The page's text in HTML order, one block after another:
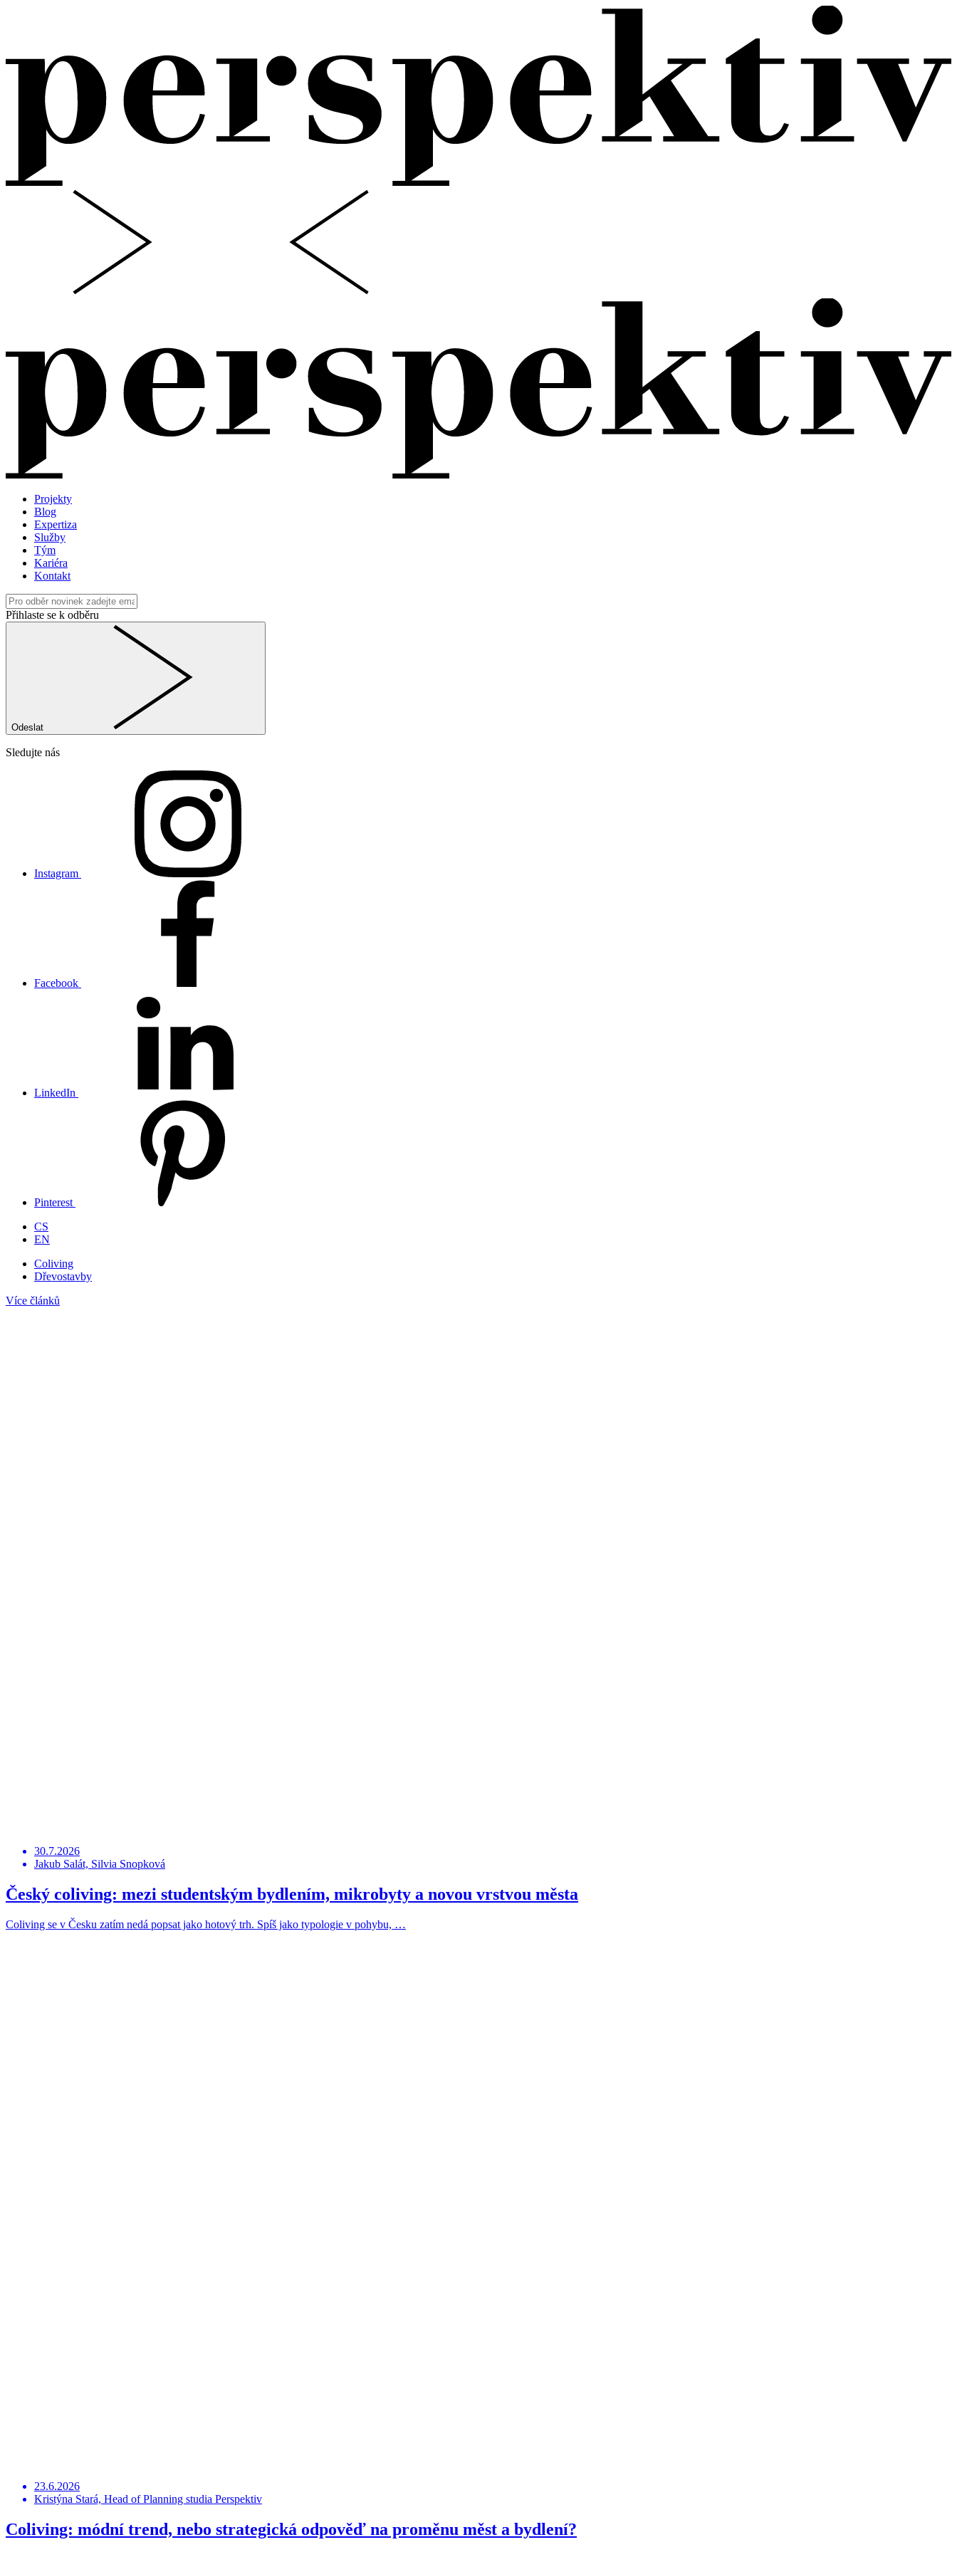
Projekty
Blog
Expertiza
Služby
Tým
Kariéra
Kontakt
Přihlaste se k odběru
Odeslat
Sledujte nás
Instagram
Facebook
LinkedIn
Pinterest
CS
EN
Coliving
Dřevostavby
Více článků
30.7.2026
Jakub Salát, Silvia Snopková
Český coliving: mezi studentským bydlením, mikrobyty a novou vrstvou města
Coliving se v Česku zatím nedá popsat jako hotový trh. Spíš jako typologie v pohybu, …
23.6.2026
Kristýna Stará, Head of Planning studia Perspektiv
Coliving: módní trend, nebo strategická odpověď na proměnu měst a bydlení?